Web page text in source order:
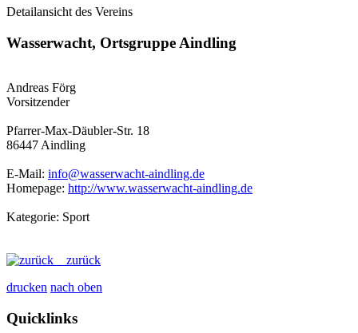
Detailansicht des Vereins
Wasserwacht, Ortsgruppe Aindling
Andreas Förg
Vorsitzender
Pfarrer-Max-Däubler-Str. 18
86447 Aindling
E-Mail: info@wasserwacht-aindling.de
Homepage: http://www.wasserwacht-aindling.de
Kategorie: Sport
zurück
drucken nach oben
Quicklinks